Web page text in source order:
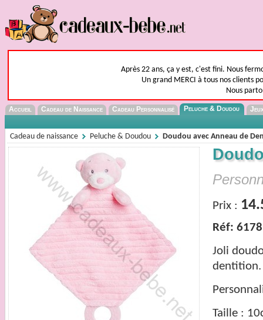
Après 22 ans, ça y est, c'est fini. Nous
Un grand MERCI à tous nos clients
Nous
Accueil Cadeau de Naissance Cadeau Personnalisé Peluche & Doudou
Cadeau de naissance Peluche & Doudou Doudou avec Anneau de
Prix :
Réf: 6178
Joli
dentition.
Taille :